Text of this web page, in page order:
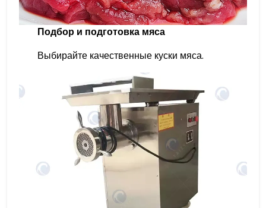
Подбор и подготовка мяса
Выбирайте качественные куски мяса.